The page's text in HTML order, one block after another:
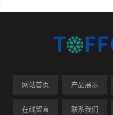
网站首页 产品展示
在线留言 联系我们